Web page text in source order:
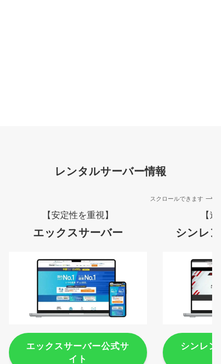
レンタルサーバー情報
スクロールできます
【安定性を重視】
エックスサーバー
エックスサーバー公式サ
イト
【
シンレ
シンレ